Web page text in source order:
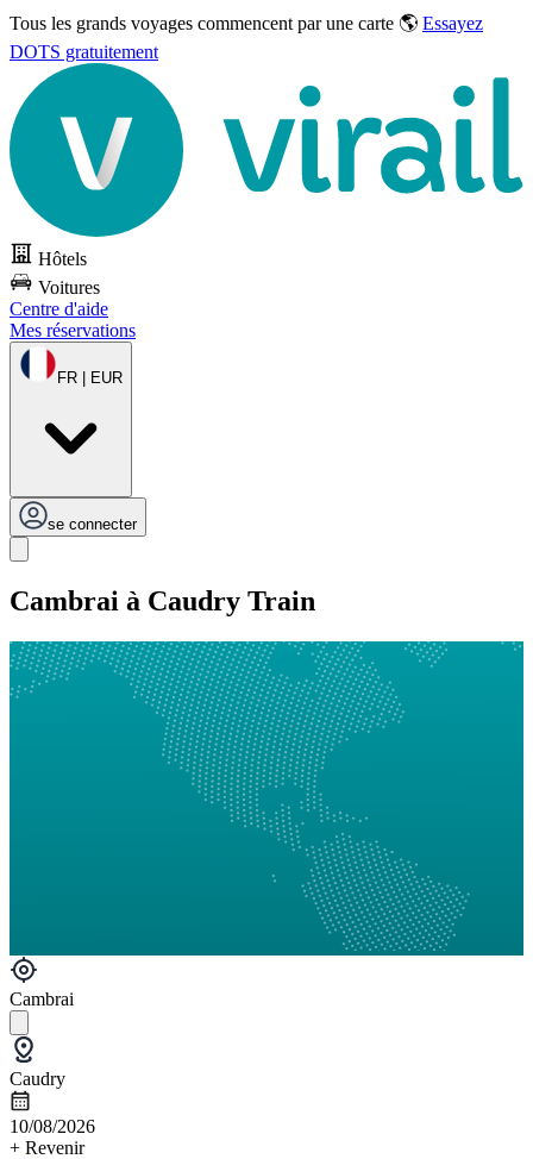
Tous les grands voyages commencent par une carte 🌎 Essayez
DOTS gratuitement
Hôtels
Voitures
Centre d'aide
Mes réservations
FR | EUR
se connecter
Cambrai à Caudry Train
Cambrai
Caudry
10/08/2026
+ Revenir